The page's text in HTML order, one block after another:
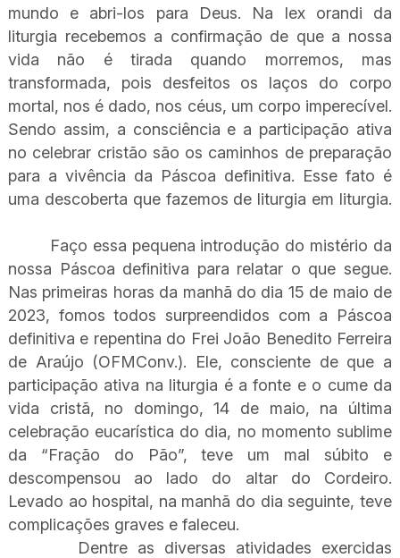
mundo e abri-los para Deus. Na lex orandi da
liturgia recebemos a confirmação de que a nossa
vida não é tirada quando morremos, mas
transformada, pois desfeitos os laços do corpo
mortal, nos é dado, nos céus, um corpo imperecível.
Sendo assim, a consciência e a participação ativa
no celebrar cristão são os caminhos de preparação
para a vivência da Páscoa definitiva. Esse fato é
uma descoberta que fazemos de liturgia em liturgia.
Faço essa pequena introdução do mistério da
nossa Páscoa definitiva para relatar o que segue.
Nas primeiras horas da manhã do dia 15 de maio de
2023, fomos todos surpreendidos com a Páscoa
definitiva e repentina do Frei João Benedito Ferreira
de Araújo (OFMConv.). Ele, consciente de que a
participação ativa na liturgia é a fonte e o cume da
vida cristã, no domingo, 14 de maio, na última
celebração eucarística do dia, no momento sublime
da “Fração do Pão”, teve um mal súbito e
descompensou ao lado do altar do Cordeiro.
Levado ao hospital, na manhã do dia seguinte, teve
complicações graves e faleceu.
Dentre as diversas atividades exercidas